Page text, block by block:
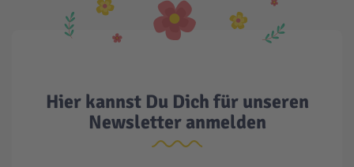
Hier kannst Du Dich für unseren
Newsletter anmelden